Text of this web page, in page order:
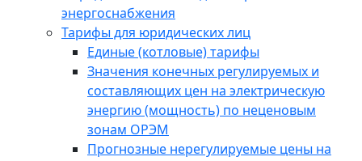
энергоснабжения
Тарифы для юридических лиц
Единые (котловые) тарифы
Значения конечных регулируемых и
составляющих цен на электрическую
энергию (мощность) по неценовым
зонам ОРЭМ
Прогнозные нерегулируемые цены на